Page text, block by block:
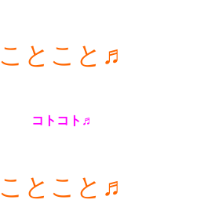
ことこと♬
コトコト♬
ことこと♬